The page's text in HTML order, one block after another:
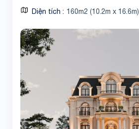
Diện tích 160m2 (10.2m x 16.6m)